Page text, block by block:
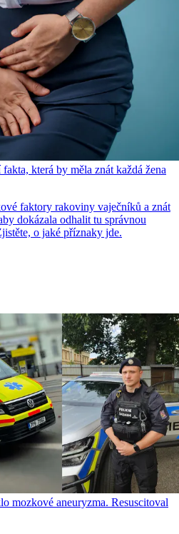
která by měla znát každá žena
faktory rakoviny vaječníků a znát
dokázala odhalit tu správnou
o jaké příznaky jde.
mozkové aneuryzma. Resuscitoval